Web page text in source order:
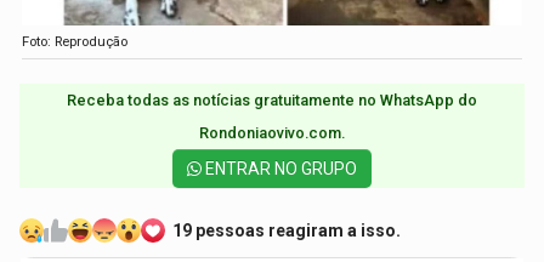
Foto: Reprodução
Receba todas as notícias gratuitamente no WhatsApp do
Rondoniaovivo.com.​
ENTRAR NO GRUPO
19 pessoas reagiram a isso.